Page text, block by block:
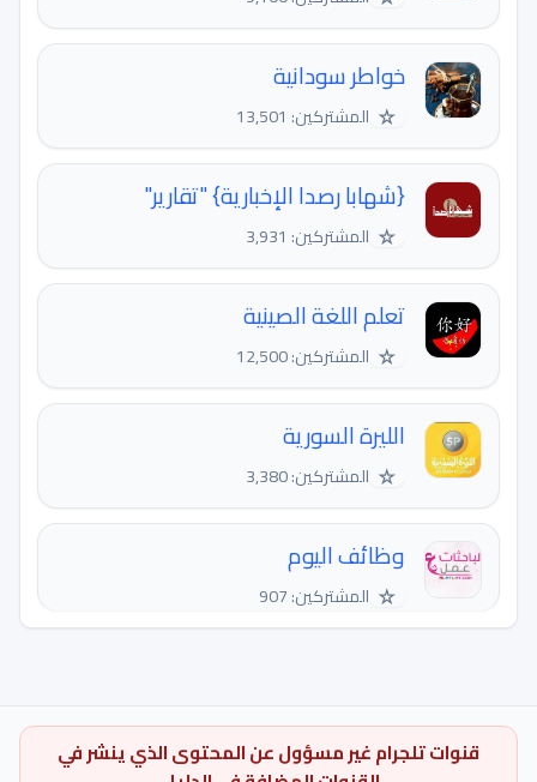
خواطر سودانية
☆ المشتركين: 13,501
{شهابا رصدا الإخبارية} "تقارير"
☆ المشتركين: 3,931
تعلم اللغة الصينية
☆ المشتركين: 12,500
الليرة السورية
☆ المشتركين: 3,380
وظائف اليوم
☆ المشتركين: 907
قنوات تلجرام غير مسؤول عن المحتوى الذي ينشر في